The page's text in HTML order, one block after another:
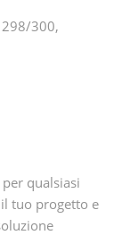
298/300,
qualsiasi
tuo progetto e